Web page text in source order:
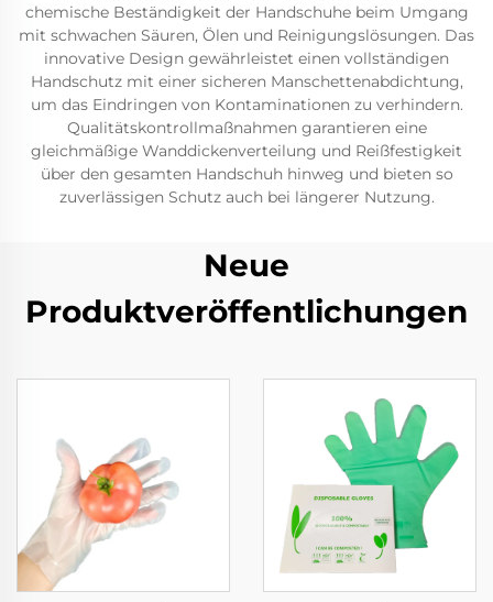
chemische Beständigkeit der Handschuhe beim Umgang
mit schwachen Säuren, Ölen und Reinigungslösungen. Das
innovative Design gewährleistet einen vollständigen
Handschutz mit einer sicheren Manschettenabdichtung,
um das Eindringen von Kontaminationen zu verhindern.
Qualitätskontrollmaßnahmen garantieren eine
gleichmäßige Wanddickenverteilung und Reißfestigkeit
über den gesamten Handschuh hinweg und bieten so
zuverlässigen Schutz auch bei längerer Nutzung.
Neue
Produktveröffentlichungen